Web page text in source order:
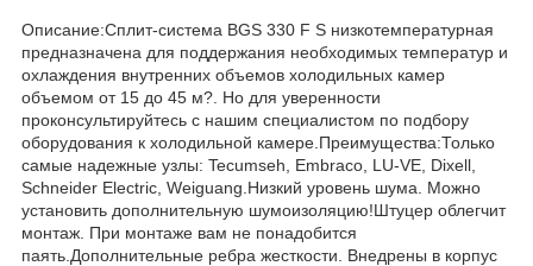
Описание:Сплит-система BGS 330 F S низкотемпературная
предназначена для поддержания необходимых температур и
охлаждения внутренних объемов холодильных камер
объемом от 15 до 45 м?. Но для уверенности
проконсультируйтесь с нашим специалистом по подбору
оборудования к холодильной камере.Преимущества:Только
самые надежные узлы: Tecumseh, Embraco, LU-VE, Dixell,
Schneider Electric, Weiguang.Низкий уровень шума. Можно
установить дополнительную шумоизоляцию!Штуцер облегчит
монтаж. При монтаже вам не понадобится
паять.Дополнительные ребра жесткости. Внедрены в корпус